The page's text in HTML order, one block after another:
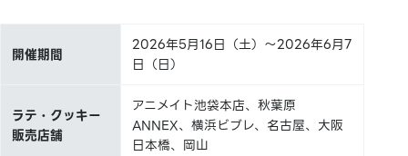
開催期間
2026年5月16日（土）～2026年6月7
日（日）
ラテ・クッキー
販売店舗
アニメイト池袋本店、秋葉原
ANNEX、横浜ビブレ、名古屋、大阪
日本橋、岡山